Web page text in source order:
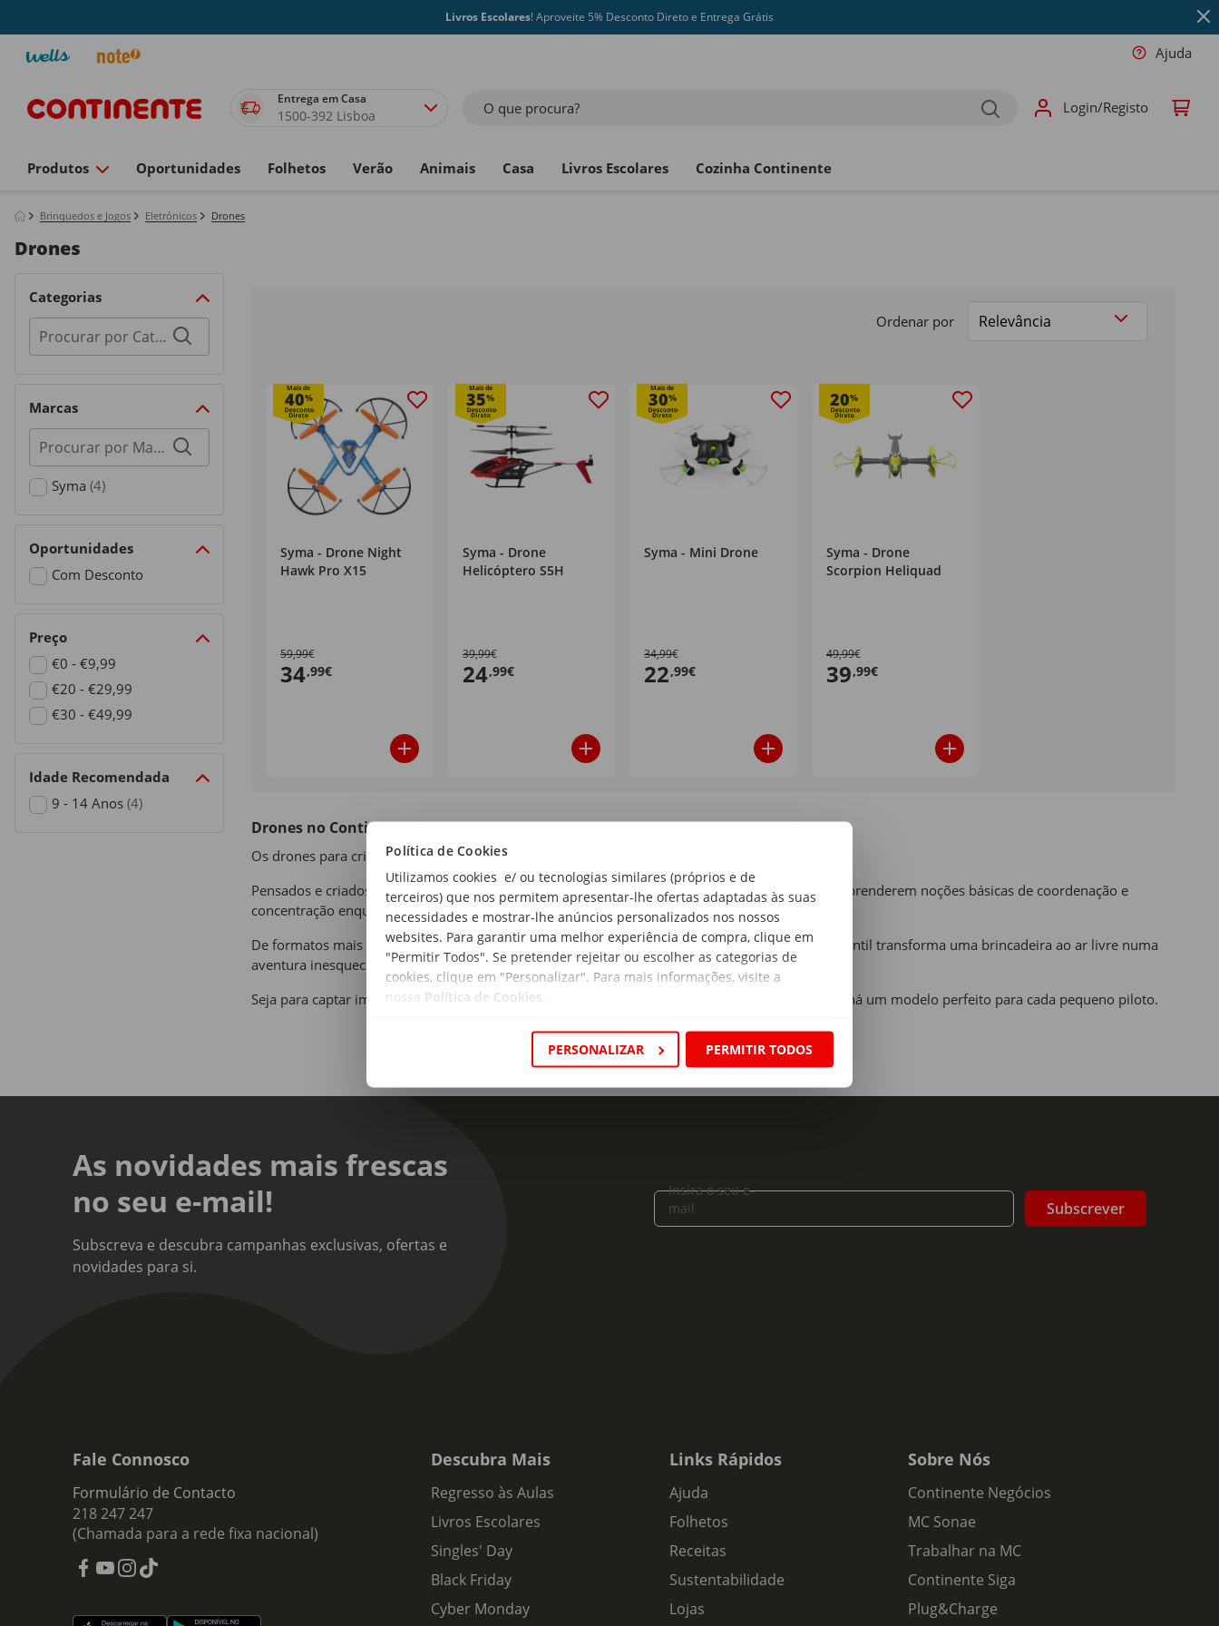
Política de Cookies
Utilizamos cookies e/ ou tecnologias similares (próprios e de
terceiros) que nos permitem apresentar-lhe ofertas adaptadas às suas
necessidades e mostrar-lhe anúncios personalizados nos nossos
websites. Para garantir uma melhor experiência de compra, clique em
"Permitir Todos". Se pretender rejeitar ou escolher as categorias de
cookies, clique em "Personalizar". Para mais informações, visite a
nossa Política de Cookies
PERSONALIZAR PERMITIR TODOS
Livros Escolares! Aproveite 5% Desconto Direto e Entrega Grátis
Ajuda
Entrega em Casa
1500-392 Lisboa O que procura? Login/Registo
Produtos Oportunidades Folhetos Verão Animais Casa Livros Escolares Cozinha Continente
Brinquedos e Jogos Eletrónicos Drones
Drones
Categorias
Procurar
por
Marcas
Procurar
por
marcasSyma (4)
Oportunidades
Com Desconto
Preço
€0 - €9,99
Refine by Preço: €0 - €9,99
€20 - €29,99
Refine by Preço: €20 - €29,99
€30 - €49,99
Idade Recomendada
9 - 14 Anos (4)
Refine by Idade Recomendada: 9 - 14 Anos
Ordenar por
Mais de
40%
Syma - Drone Night
Hawk Pro X15
59,99€
34,99€
Mais de
35%
Syma - Drone
Helicóptero S5H
39,99€
24,99€
Mais de
30%
Syma - Mini Drone
34,99€
22,99€
20%
Syma - Drone
Scorpion Heliquad
49,99€
39,99€
Drones no Continente
Os drones para criança são uma nova forma divertida e educativa de explorar o mundo.
Pensados e criados para serem seguros, leves e fáceis de controlar, permitem aos mais novos aprenderem noções básicas de coordenação e
concentração enquanto se divertem.
De formatos mais
pequenos, aos designscoloridosou em forma de helicóptero, cada drone infantil transforma uma brincadeira ao ar livre numa
aventura inesquecível.
Seja para captar imagens, realizar manobras ou apenas ver os voos ganhar vida, no Continente há um modelo perfeito para cada pequeno piloto.
As novidades mais frescas
no seu e-mail!
Subscreva e descubra campanhas exclusivas, ofertas e
novidades para si.
Insira o seu e-
mail
Subscrever
Fale Connosco
Formulário de Contacto
218 247 247
(Chamada para a rede fixa nacional)
Descubra Mais
Regresso às Aulas
Livros Escolares
Singles' Day
Black Friday
Cyber Monday
Links Rápidos
Ajuda
Folhetos
Receitas
Sustentabilidade
Lojas
Sobre Nós
Continente Negócios
MC Sonae
Trabalhar na MC
Continente Siga
Plug&Charge